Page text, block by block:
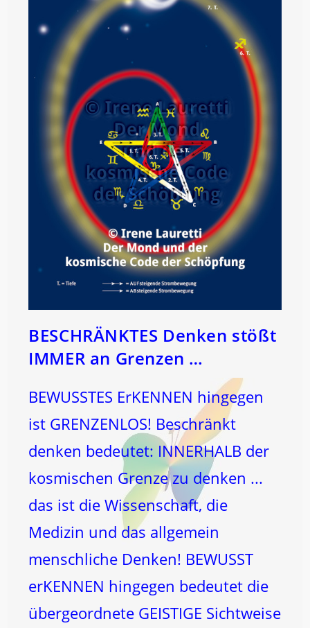
BESCHRÄNKTES Denken stößt
IMMER an Grenzen …
BEWUSSTES ErKENNEN hingegen
ist GRENZENLOS! Beschränkt
denken bedeutet: INNERHALB der
kosmischen Grenze zu denken ...
das ist die Wissenschaft, die
Medizin und das allgemein
menschliche Denken! BEWUSST
erKENNEN hingegen bedeutet die
übergeordnete GEISTIGE Sichtweise